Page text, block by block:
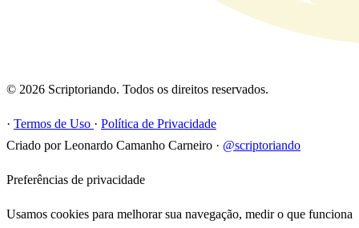
© 2026 Scriptoriando. Todos os direitos reservados.
· Termos de Uso · Política de Privacidade
Criado por Leonardo Camanho Carneiro · @scriptoriando
Preferências de privacidade
Usamos cookies para melhorar sua navegação, medir o que funciona